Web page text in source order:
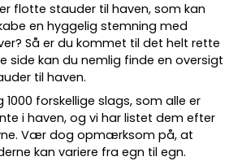
flottestauder til haven, som kan
en hyggelig stemning med
Så er du kommet til det helt rette
side kan du nemlig finde en oversigt
til haven.
1000 forskellige slags, som alle er
i haven, og vi har listet dem efter
Vær dog opmærksom på, at
kan variere fra egn til egn.